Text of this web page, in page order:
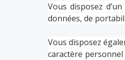
Vous disposez
données, de
Vous disposez
caractère